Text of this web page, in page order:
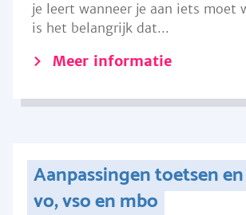
je leert wanneer je aan iets moet
is het belangrijk dat...
Meer informatie
Aanpassingen toetsen
vo, vso en mbo